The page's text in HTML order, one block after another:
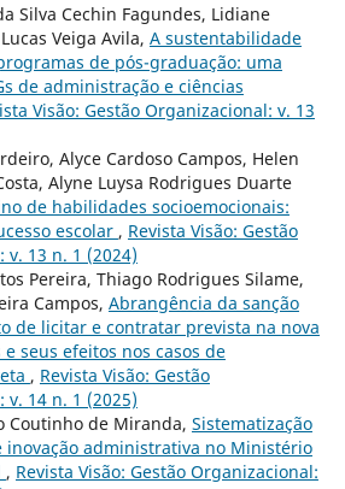
Silva Cechin Fagundes, Lidiane
Veiga Avila, A sustentabilidade
de pós-graduação: uma
de administração e ciências
Visão: Gestão Organizacional: v. 13
Alyce Cardoso Campos, Helen
Alyne Luysa Rodrigues Duarte
de habilidades socioemocionais:
escolar , Revista Visão: Gestão
13 n. 1 (2024)
Pereira, Thiago Rodrigues Silame,
Campos, Abrangência da sanção
de licitar e contratar prevista na nova
seus efeitos nos casos de
, Revista Visão: Gestão
14 n. 1 (2025)
Coutinho de Miranda, Sistematização
administrativa no Ministério
, Revista Visão: Gestão Organizacional: